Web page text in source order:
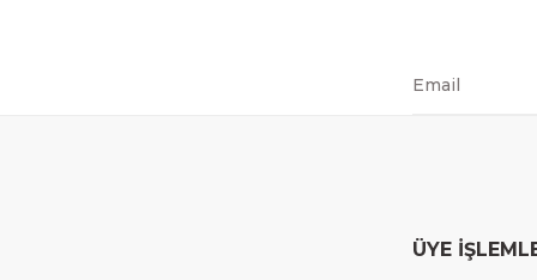
Siteye üyelik gayet kolay, güvenli ödeme, hızlı
ÜYE